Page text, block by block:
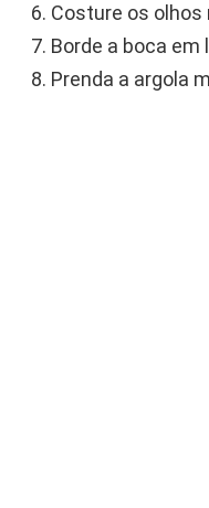
Costure os olhos
Borde a boca em
Prenda a argola